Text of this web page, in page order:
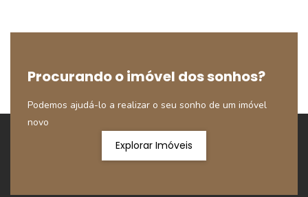
Procurando o imóvel dos sonhos?
Podemos ajudá-lo a realizar o seu sonho de um imóvel
novo
Explorar Imóveis